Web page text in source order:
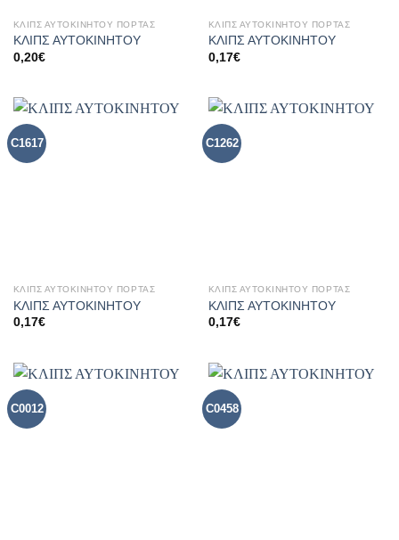
ΚΛΙΠΣ ΑΥΤΟΚΙΝΗΤΟΥ ΠΟΡΤΑΣ
ΚΛΙΠΣ ΑΥΤΟΚΙΝΗΤΟΥ
0,20€
ΚΛΙΠΣ ΑΥΤΟΚΙΝΗΤΟΥ ΠΟΡΤΑΣ
ΚΛΙΠΣ ΑΥΤΟΚΙΝΗΤΟΥ
0,17€
C1617
ΚΛΙΠΣ ΑΥΤΟΚΙΝΗΤΟΥ ΠΟΡΤΑΣ
ΚΛΙΠΣ ΑΥΤΟΚΙΝΗΤΟΥ
0,17€
C1262
ΚΛΙΠΣ ΑΥΤΟΚΙΝΗΤΟΥ ΠΟΡΤΑΣ
ΚΛΙΠΣ ΑΥΤΟΚΙΝΗΤΟΥ
0,17€
C0012 C0458